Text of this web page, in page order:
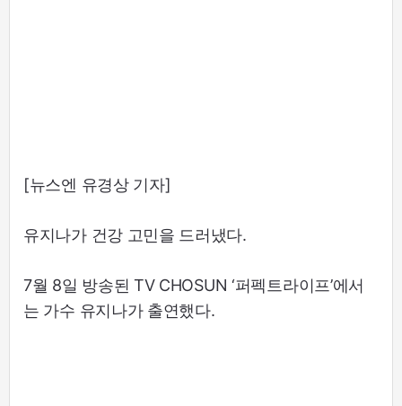
[뉴스엔 유경상 기자]
유지나가 건강 고민을 드러냈다.
7월 8일 방송된 TV CHOSUN ‘퍼펙트라이프’에서
는 가수 유지나가 출연했다.